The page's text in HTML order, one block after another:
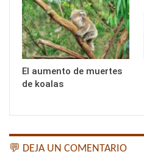
El aumento de muertes
de koalas
💬 DEJA UN COMENTARIO